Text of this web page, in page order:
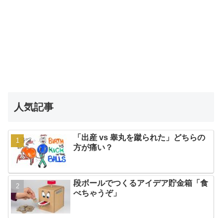
人気記事
「出産 vs 睾丸を蹴られた」どちらの
方が痛い？
段ボールでつくるアイデア貯金箱「食
べちゃうぞ」